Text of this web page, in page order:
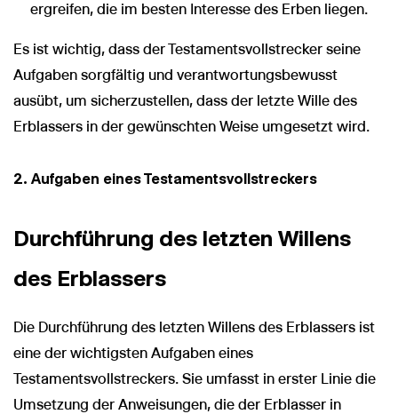
ergreifen, die im besten Interesse des Erben liegen.
Es ist wichtig, dass der Testamentsvollstrecker seine
Aufgaben sorgfältig und verantwortungsbewusst
ausübt, um sicherzustellen, dass der letzte Wille des
Erblassers in der gewünschten Weise umgesetzt wird.
2. Aufgaben eines Testamentsvollstreckers
Durchführung des letzten Willens
des Erblassers
Die Durchführung des letzten Willens des Erblassers ist
eine der wichtigsten Aufgaben eines
Testamentsvollstreckers. Sie umfasst in erster Linie die
Umsetzung der Anweisungen, die der Erblasser in